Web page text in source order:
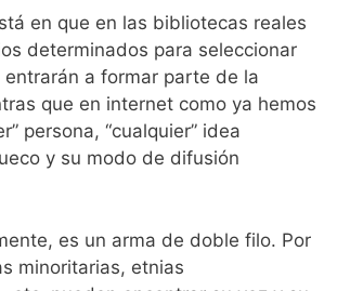
en que en las bibliotecas reales
determinados para seleccionar
entrarán a formar parte de la
que en internet como ya hemos
persona, “cualquier” idea
y su modo de difusión
es un arma de doble filo. Por
minoritarias, etnias